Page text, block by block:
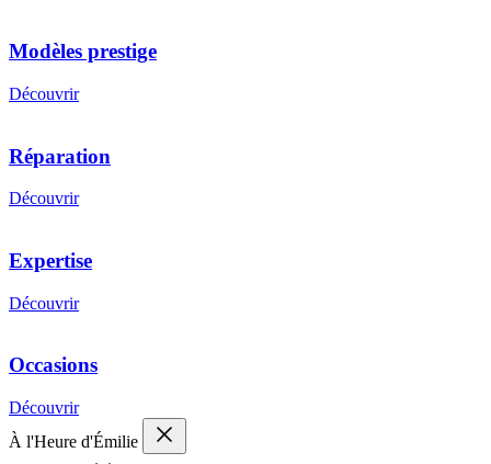
Modèles prestige
Découvrir
Réparation
Découvrir
Expertise
Découvrir
Occasions
Découvrir
À l'Heure d'Émilie